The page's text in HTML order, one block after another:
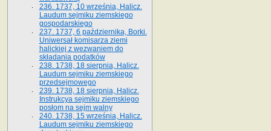
236. 1737, 10 września, Halicz.
Laudum sejmiku ziemskiego
gospodarskiego
237. 1737, 6 października, Borki.
Uniwersał komisarza ziemi
halickiej z wezwaniem do
składania podatków
238. 1738, 18 sierpnia, Halicz.
Laudum sejmiku ziemskiego
przedsejmowego
239. 1738, 18 sierpnia, Halicz.
Instrukcya sejmiku ziemskiego
posłom na sejm walny
240. 1738, 15 września, Halicz.
Laudum sejmiku ziemskiego